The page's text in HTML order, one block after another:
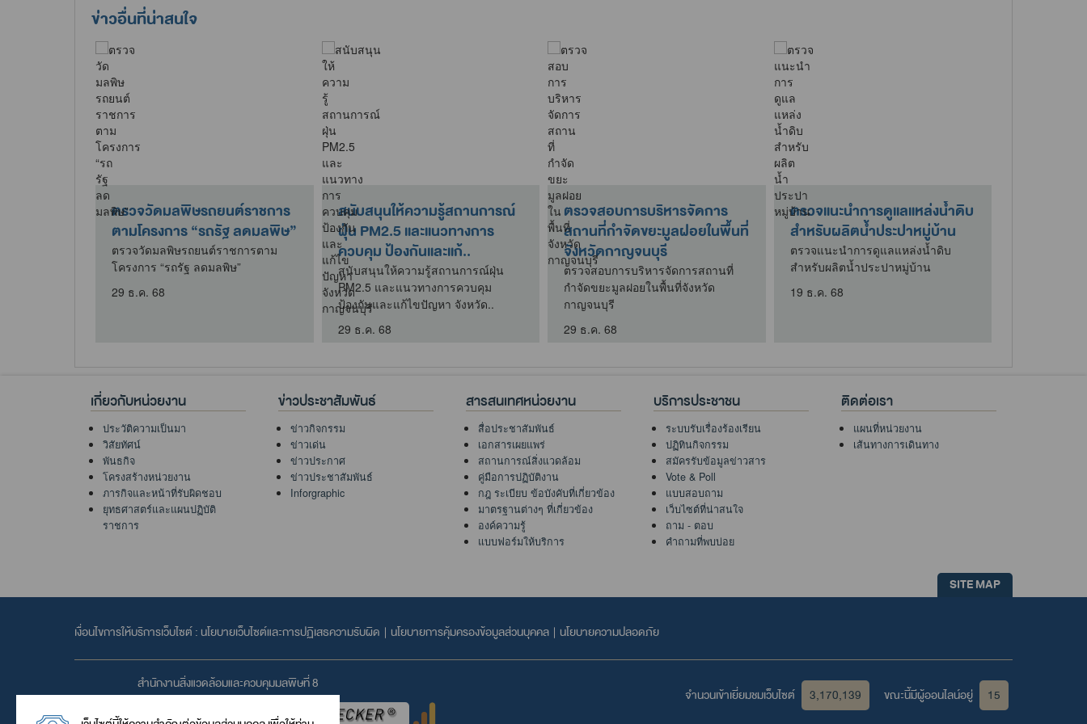
ข่าวอื่นที่น่าสนใจ
ตรวจวัดมลพิษรถยนต์ราชการ
ตามโครงการ “รถรัฐ ลดมลพิษ”
ตรวจวัดมลพิษรถยนต์ราชการตาม
โครงการ “รถรัฐ ลดมลพิษ”
29 ธ.ค. 68
สนับสนุนให้ความรู้สถานการณ์
ฝุ่น PM2.5 และแนวทางการ
ควบคุม ป้องกันและแก้..
สนับสนุนให้ความรู้สถานการณ์ฝุ่น
PM2.5 และแนวทางการควบคุม
ป้องกันและแก้ไขปัญหา จังหวัด..
29 ธ.ค. 68
ตรวจสอบการบริหารจัดการ
สถานที่กำจัดขยะมูลฝอยในพื้นที่
จังหวัดกาญจนบุรี
ตรวจสอบการบริหารจัดการสถานที่
กำจัดขยะมูลฝอยในพื้นที่จังหวัด
กาญจนบุรี
29 ธ.ค. 68
ตรวจแนะนำการดูแลแหล่งน้ำดิบ
สำหรับผลิตน้ำประปาหมู่บ้าน
ตรวจแนะนำการดูแลแหล่งน้ำดิบ
สำหรับผลิตน้ำประปาหมู่บ้าน
19 ธ.ค. 68
เกี่ยวกับหน่วยงาน
ประวัติความเป็นมา
วิสัยทัศน์
พันธกิจ
โครงสร้างหน่วยงาน
ภารกิจและหน้าที่รับผิดชอบ
ยุทธศาสตร์และแผนปฏิบัติ
ราชการ
ข่าวประชาสัมพันธ์
ข่าวกิจกรรม
ข่าวเด่น
ข่าวประกาศ
ข่าวประชาสัมพันธ์
Inforgraphic
สารสนเทศหน่วยงาน
สื่อประชาสัมพันธ์
เอกสารเผยแพร่
สถานการณ์สิ่งแวดล้อม
คู่มือการปฏิบัติงาน
กฎ ระเบียบ ข้อบังคับที่เกี่ยวข้อง
มาตรฐานต่างๆ ที่เกี่ยวข้อง
องค์ความรู้
แบบฟอร์มให้บริการ
บริการประชาชน
ระบบรับเรื่องร้องเรียน
ปฏิทินกิจกรรม
สมัครรับข้อมูลข่าวสาร
Vote & Poll
แบบสอบถาม
เว็บไซต์ที่น่าสนใจ
ถาม - ตอบ
คำถามที่พบบ่อย
ติดต่อเรา
แผนที่หน่วยงาน
เส้นทางการเดินทาง
SITE MAP
เงื่อนไขการให้บริการเว็บไซต์ : นโยบายเว็บไซต์และการปฏิเสธความรับผิด | นโยบายการคุ้มครองข้อมูลส่วนบุคคล | นโยบายความปลอดภัย
สำนักงานสิ่งแวดล้อมและควบคุมมลพิษที่ 8
จำนวนเข้าเยี่ยมชมเว็บไซต์ 3,170,139 ขณะนี้มีผู้ออนไลน์อยู่
15